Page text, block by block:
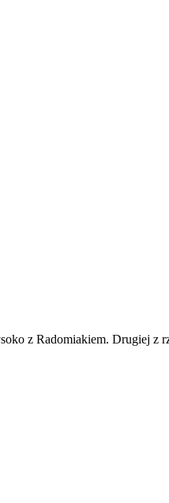
z Radomiakiem. Drugiej z